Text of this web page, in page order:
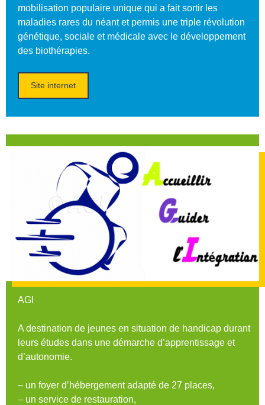
mobilisation populaire unique qui a fait sortir les
maladies rares du néant et permis une triple révolution
génétique, sociale et médicale avec le développement
des biothérapies.
Site internet
AGI
A destination de jeunes en situation de handicap durant
leurs études dans une démarche d’apprentissage et
d’autonomie.
– un foyer d’hébergement adapté de 27 places,
– un service de restauration,